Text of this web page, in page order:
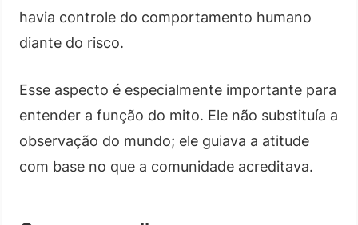
havia controle do comportamento humano
diante do risco.
Esse aspecto é especialmente importante para
entender a função do mito. Ele não substituía a
observação do mundo; ele guiava a atitude
com base no que a comunidade acreditava.